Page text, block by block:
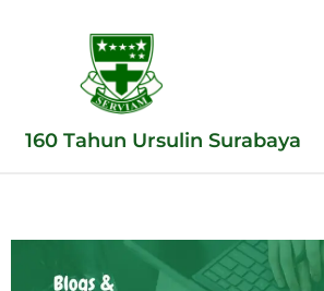
160 Tahun Ursulin Surabaya